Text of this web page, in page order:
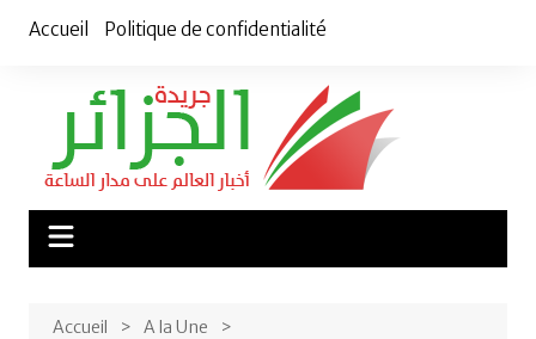
Accueil Politique de confidentialité
Accueil
A la Une